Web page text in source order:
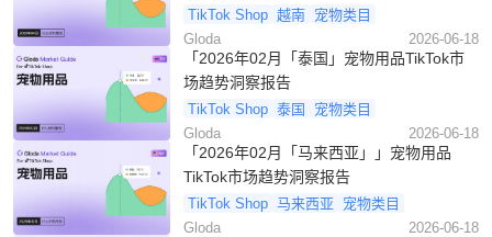
TikTok Shop 越南 宠物类目
Gloda
2026-06-18
「2026年02月「泰国」宠物用品TikTok市
场趋势洞察报告
TikTok Shop 泰国
宠物类目
Gloda
2026-06-18
「2026年02月「马来西亚」」宠物用品
TikTok市场趋势洞察报告
TikTok Shop 马来西亚
宠物类目
Gloda
2026-06-18